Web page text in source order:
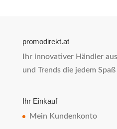
promodirekt.at
Ihr innovativer Händler
und Trends die jedem
Ihr Einkauf
Mein Kundenkonto